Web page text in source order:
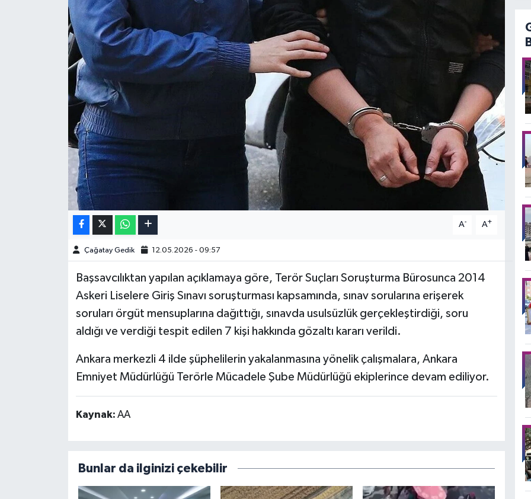
A- A+
Çağatay Gedik 12.05.2026 - 09:57
Başsavcılıktan yapılan açıklamaya göre, Terör Suçları Soruşturma Bürosunca 2014
Askeri Liselere Giriş Sınavı soruşturması kapsamında, sınav sorularına erişerek
soruları örgüt mensuplarına dağıttığı, sınavda usulsüzlük gerçekleştirdiği, soru
aldığı ve verdiği tespit edilen 7 kişi hakkında gözaltı kararı verildi.
Ankara merkezli 4 ilde şüphelilerin yakalanmasına yönelik çalışmalara, Ankara
Emniyet Müdürlüğü Terörle Mücadele Şube Müdürlüğü ekiplerince devam ediliyor.
Kaynak: AA
Bunlar da ilginizi çekebilir